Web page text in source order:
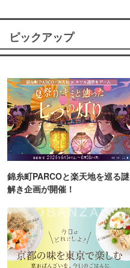
ピックアップ
錦糸町PARCOと楽天地を巡る謎
解き企画が開催！